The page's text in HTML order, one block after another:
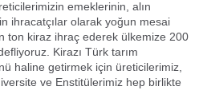
emeklerinin, alın
ihracatçılar olarak yoğun mesai
ton kiraz ihraç ederek ülkemize 200
Kirazı Türk tarım
haline getirmek için üreticilerimiz,
ve Enstitülerimiz hep birlikte